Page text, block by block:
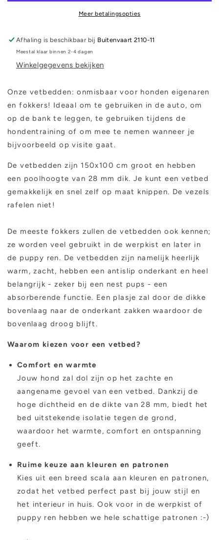
Meer betalingsopties
Afhaling is beschikbaar bij Buitenvaart 2110-11
Meestal klaar binnen 2-4 dagen
Winkelgegevens bekijken
Onze vetbedden: onmisbaar voor honden eigenaren
en fokkers! Ideaal om te gebruiken in de auto, om
op de bank te leggen, te gebruiken tijdens de
hondentraining of om mee te nemen wanneer je
bijvoorbeeld op visite gaat.
De vetbedden zijn 150x100 cm groot en hebben
een poolhoogte van 28 mm dik. Je kunt een vetbed
gemakkelijk en snel zelf op maat knippen. De vezels
rafelen niet!
De meeste fokkers zullen de vetbedden ook kennen;
ze worden veel gebruikt in de werpkist en later in
de puppy ren. De vetbedden zijn namelijk heerlijk
warm, zacht, hebben een antislip onderkant en heel
belangrijk - zeker bij een nest pups - een
absorberende functie. Een plasje zal door de dikke
bovenlaag naar de onderkant zakken waardoor de
bovenlaag droog blijft.
Waarom kiezen voor een vetbed?
Comfort en warmte
Jouw hond zal dol zijn op het zachte en
aangename gevoel van een vetbed. Dankzij de
hoge dichtheid en de dikte van 28 mm, biedt het
bed uitstekende isolatie tegen de grond,
waardoor het warmte, comfort en ontspanning
geeft.
Ruime keuze aan kleuren en patronen
Kies uit een breed scala aan kleuren en patronen,
zodat het vetbed perfect past bij jouw stijl en
het interieur in huis. Ook voor in de werpkist of
puppy ren hebben we hele schattige patronen :-)